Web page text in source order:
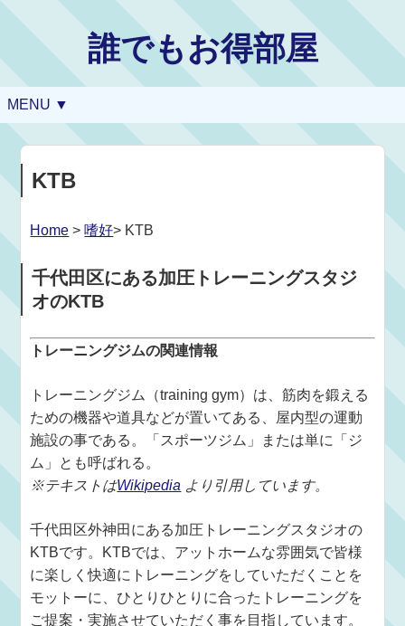
誰でもお得部屋
MENU ▼
KTB
Home > 嗜好> KTB
千代田区にある加圧トレーニングスタジ
オのKTB
トレーニングジムの関連情報
トレーニングジム（training gym）は、筋肉を鍛える
ための機器や道具などが置いてある、屋内型の運動
施設の事である。「スポーツジム」または単に「ジ
ム」とも呼ばれる。
※テキストはWikipedia より引用しています。
千代田区外神田にある加圧トレーニングスタジオの
KTBです。KTBでは、アットホームな雰囲気で皆様
に楽しく快適にトレーニングをしていただくことを
モットーに、ひとりひとりに合ったトレーニングを
ご提案・実施させていただく事を目指しています。